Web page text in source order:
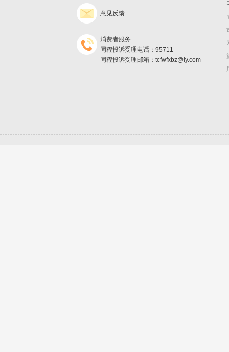
意见反馈
消费者服务
同程投诉受理电话：95711
同程投诉受理邮箱：tcfwfxbz@ly.com